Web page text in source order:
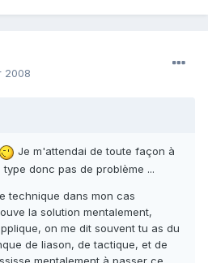
2008
Je m'attendai de toute façon à
donc pas de problème ...
technique dans mon cas
la solution mentalement,
on me dit souvent tu as du
de liason, de tactique, et de
mentalement à passer ce